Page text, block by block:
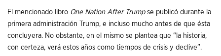
El mencionado libro One Nation After Trumpse publicó durante la
primera administración Trump, e incluso mucho antes de que ésta
concluyera. No obstante, en el mismo se plantea que “la historia,
con certeza, verá estos años como tiempos de crisis y declive”.